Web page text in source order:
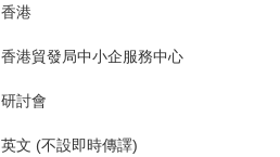
香港
香港貿發局中小企服務中心
研討會
英文 (不設即時傳譯)